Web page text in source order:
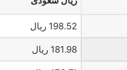
198.52 ريال
181.98 ريال